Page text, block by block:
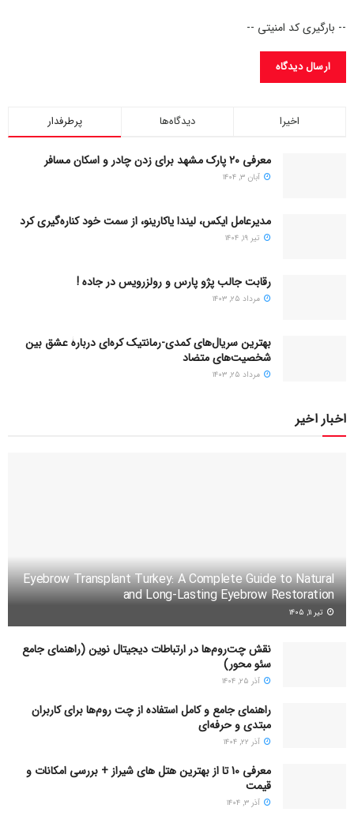
-- بارگیری کد امنیتی --
پرطرفدار دیدگاه‌ها اخیرا
معرفی ۲۰ پارک مشهد برای زدن چادر و اسکان مسافر
آبان ۳, ۱۴۰۴
مدیرعامل ایکس، لیندا یاکارینو، از سمت خود کناره‌گیری کرد
تیر ۱۹, ۱۴۰۴
رقابت جالب پژو پارس و رولزرویس در جاده !
مرداد ۲۵, ۱۴۰۳
بهترین سریال‌های کمدی-رمانتیک کره‌ای دربارۀ عشق بین
شخصیت‌های متضاد
مرداد ۲۵, ۱۴۰۳
اخبار اخیر
Eyebrow Transplant Turkey: A Complete Guide to Natural
and Long-Lasting Eyebrow Restoration
تیر ۱۱, ۱۴۰۵
نقش چت‌روم‌ها در ارتباطات دیجیتال نوین (راهنمای جامع
سئو محور)
آذر ۲۵, ۱۴۰۴
راهنمای جامع و کامل استفاده از چت روم‌ها برای کاربران
مبتدی و حرفه‌ای
آذر ۲۲, ۱۴۰۴
معرفی 10 تا از بهترین هتل های شیراز + بررسی امکانات و
قیمت
آذر ۳, ۱۴۰۴